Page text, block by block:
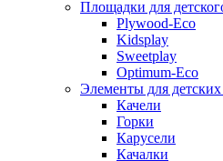
Площадки для
Plywood-Eco
Kidsplay
Sweetplay
Оptimum-Еco
Элементы для
Качели
Горки
Карусели
Качалки